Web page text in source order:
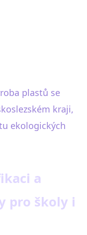
plastů se
kraji,
ekologických
a
pro školy i